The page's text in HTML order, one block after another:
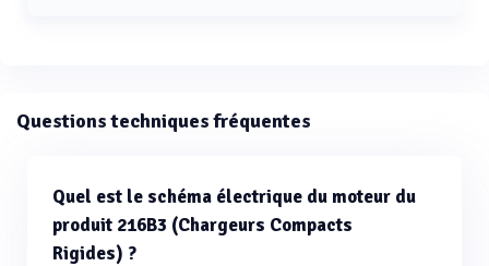
Questions techniques fréquentes
Quel est le schéma électrique du moteur du
produit 216B3 (Chargeurs Compacts
Rigides) ?